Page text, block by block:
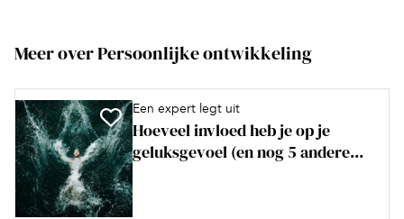
Meer over Persoonlijke ontwikkeling
Een expert legt uit
Hoeveel invloed heb je op je
geluksgevoel (en nog 5 andere...